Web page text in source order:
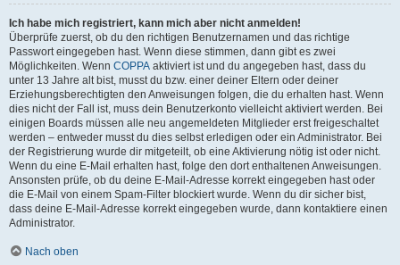
Ich habe mich registriert, kann mich aber nicht anmelden!
Überprüfe zuerst, ob du den richtigen Benutzernamen und das richtige
Passwort eingegeben hast. Wenn diese stimmen, dann gibt es zwei
Möglichkeiten. Wenn COPPA aktiviert ist und du angegeben hast, dass du
unter 13 Jahre alt bist, musst du bzw. einer deiner Eltern oder deiner
Erziehungsberechtigten den Anweisungen folgen, die du erhalten hast. Wenn
dies nicht der Fall ist, muss dein Benutzerkonto vielleicht aktiviert werden. Bei
einigen Boards müssen alle neu angemeldeten Mitglieder erst freigeschaltet
werden – entweder musst du dies selbst erledigen oder ein Administrator. Bei
der Registrierung wurde dir mitgeteilt, ob eine Aktivierung nötig ist oder nicht.
Wenn du eine E-Mail erhalten hast, folge den dort enthaltenen Anweisungen.
Ansonsten prüfe, ob du deine E-Mail-Adresse korrekt eingegeben hast oder
die E-Mail von einem Spam-Filter blockiert wurde. Wenn du dir sicher bist,
dass deine E-Mail-Adresse korrekt eingegeben wurde, dann kontaktiere einen
Administrator.
Nach oben